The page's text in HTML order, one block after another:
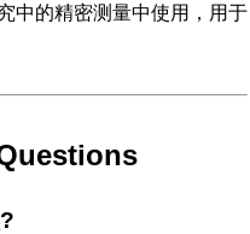
中的精密测量中使用，用于